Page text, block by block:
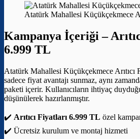
Atatürk Mahallesi Küçükçekmece
Kampanya İçeriği –
6.999 TL
Atatürk Mahallesi Küçükçekmece Arıtıcı
sadece fiyat avantajı sunmaz, aynı
paketi içerir. Kullanıcıların ihtiyaç
düşünülerek hazırlanmıştır.
✔️ Arıtıcı Fiyatları 6.999 TL özel
✔️ Ücretsiz kurulum ve montaj hizmeti